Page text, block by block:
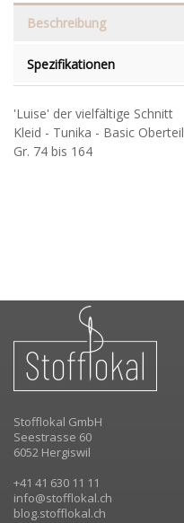
Beschreibung
Spezifikationen
'Luise' der vielfältige Schnitt
Kleid - Tunika - Basic Oberteil
Gr. 74 bis 164
Stofflokal GmbH
Seestrasse 60
6052 Hergiswil
+41 41 630 11 11
info@stofflokal.ch
blog.stofflokal.ch